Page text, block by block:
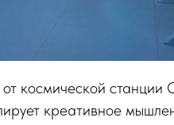
от космической станции
креативное